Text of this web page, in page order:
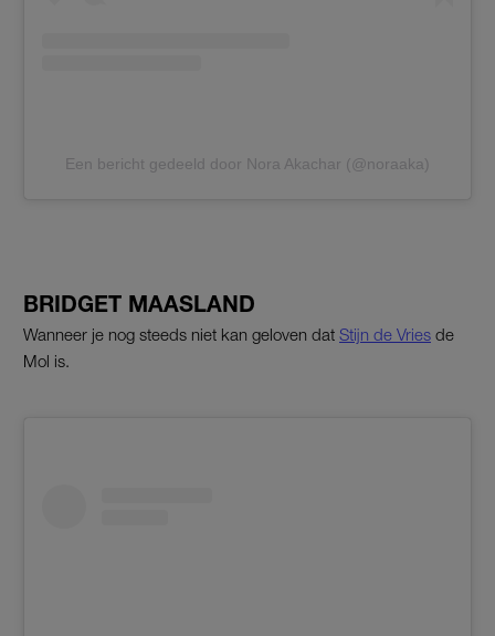
Een bericht gedeeld door Nora Akachar (@noraaka)
BRIDGET MAASLAND
Wanneer je nog steeds niet kan geloven dat Stijn de Vries de
Mol is.